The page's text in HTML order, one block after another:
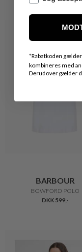
VARER
BARBOUR
BOWFORD POLO
DKK 599,-
*Rabatkoden gælder
kombineres med
Derudover gælder